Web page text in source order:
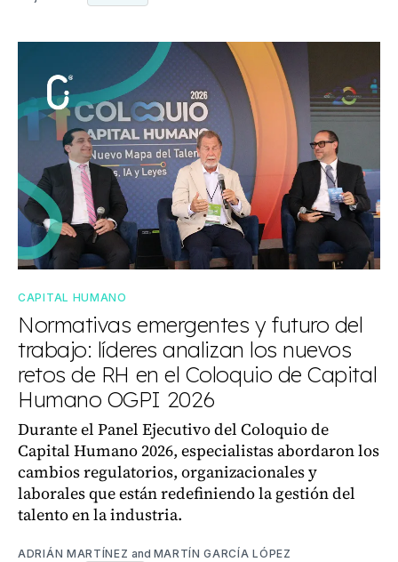
CAPITAL HUMANO
Normativas emergentes y futuro del
trabajo: líderes analizan los nuevos
retos de RH en el Coloquio de Capital
Humano OGPI 2026
Durante el Panel Ejecutivo del Coloquio de
Capital Humano 2026, especialistas abordaron los
cambios regulatorios, organizacionales y
laborales que están redefiniendo la gestión del
talento en la industria.
ADRIÁN MARTÍNEZ and MARTÍN GARCÍA LÓPEZ